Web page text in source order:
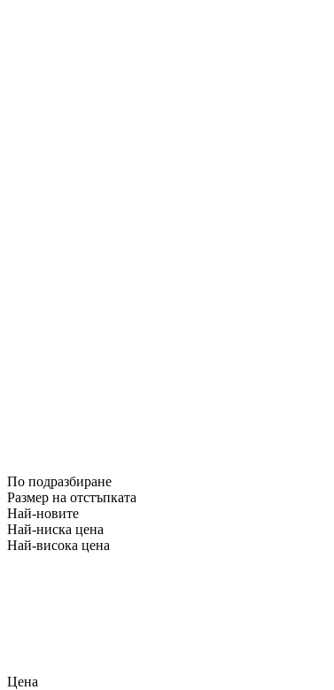
По подразбиране
Размер на отстъпката
Най-новите
Най-ниска цена
Най-висока цена
Цена